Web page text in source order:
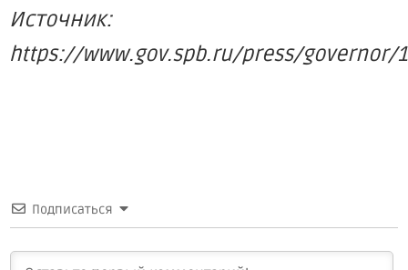
Источник:
https://www.gov.spb.ru/press/governor/
Подписаться